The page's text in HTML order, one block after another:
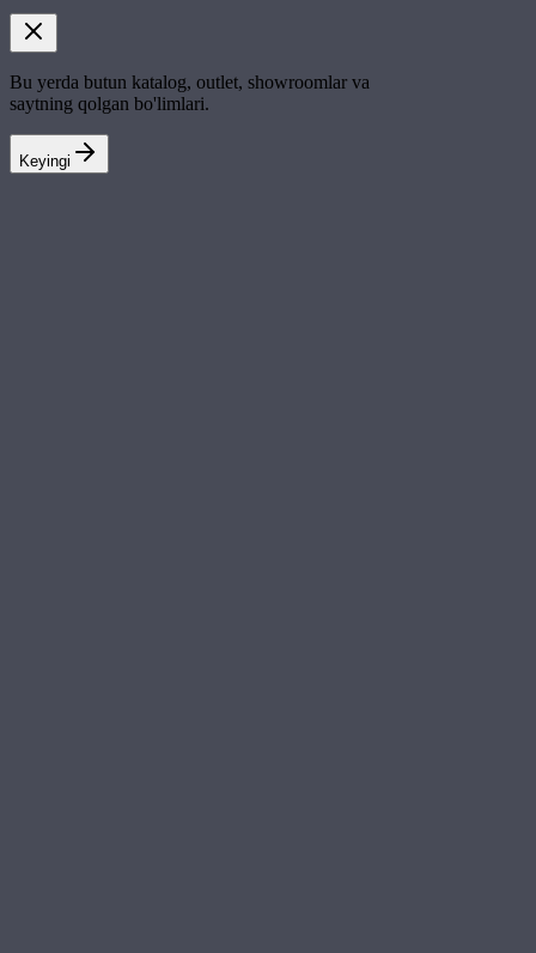
Bu yerda butun katalog, outlet, showroomlar va
saytning qolgan bo'limlari.
Keyingi